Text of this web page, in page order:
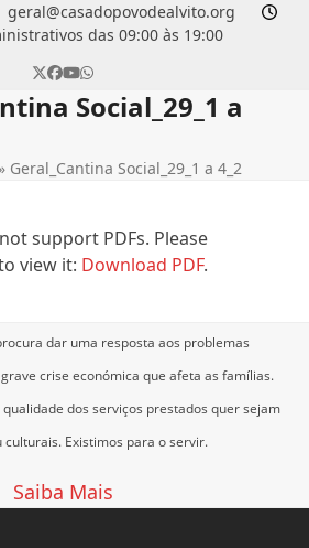
geral@casadopovodealvito.org
das 09:00 às 19:00
Twitter
Facebook
YouTube
Whatsapp
Social_29_1 a
Geral_Cantina Social_29_1 a 4_2
support PDFs. Please
view it: Download PDF.
dar uma resposta aos problemas
crise económica que afeta as famílias.
dos serviços prestados quer sejam
culturais. Existimos para o servir.
Saiba Mais